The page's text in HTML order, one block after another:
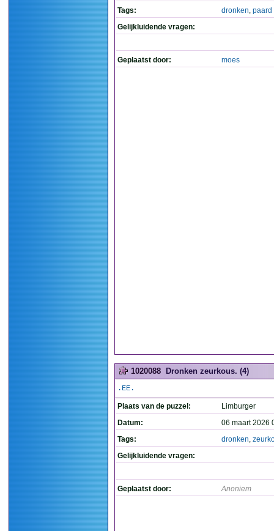
Tags:
dronken, paard
Gelijkluidende vragen:
Geplaatst door: moes
1020088 Dronken zeurkous. (4)
.EE.
Plaats van de puzzel:
Limburger
Datum:
06 maart 2026
Tags:
dronken,
Gelijkluidende vragen:
Geplaatst door: Anoniem